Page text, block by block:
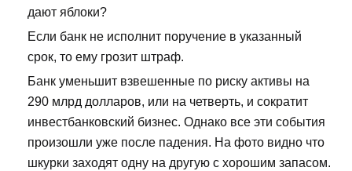
дают яблоки?
Если банк не исполнит поручение в указанный
срок, то ему грозит штраф.
Банк уменьшит взвешенные по риску активы на
290 млрд долларов, или на четверть, и сократит
инвестбанковский бизнес. Однако все эти события
произошли уже после падения. На фото видно что
шкурки заходят одну на другую с хорошим запасом.